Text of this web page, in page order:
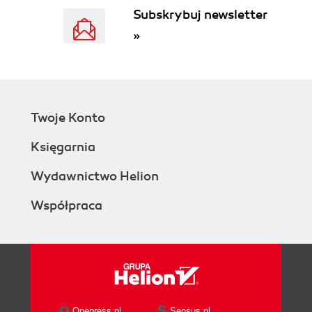
Subskrybuj newsletter
»
Twoje Konto
Księgarnia
Wydawnictwo Helion
Współpraca